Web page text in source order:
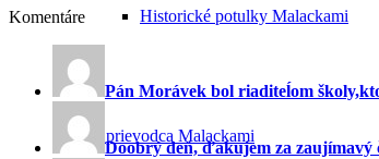
Historické potulky Malackami
Sprievodca Malackami
Komentáre
Pán Morávek bol riaditeĺom
Doobrý deň, ďakujem za zaujímavý